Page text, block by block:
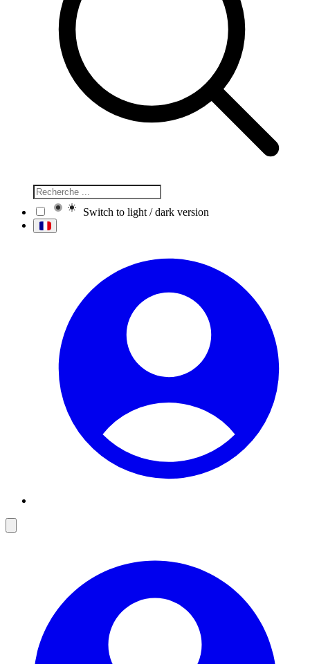
Switch to light / dark version